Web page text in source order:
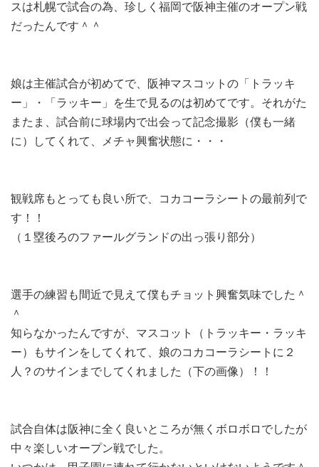
スは札幌で試合の為、珍しく福岡で阪神主催のオープン戦
だったんです＾＾
娘は主催試合が初めてで、阪神マスコットの「トラッキ
ー」・「ラッキー」を生で見るのは初めてです。それがた
またま、試合前に球場内で出会って記念撮影（僕も一緒
に）してくれて、メチャ興奮状態に・・・
観戦席もとっても良い所で、コカコーラシートの最前列で
す！！
（１塁後ろのファールグランドの出っ張り部分）
選手の練習も間近で見えて僕もチョット興奮気味でした＾
＾
知らなかったんですが、マスコット（トラッキー・ラッキ
ー）もサインをしてくれて、娘のコカコーラシートに２
人？のサインまでしてくれました（下の画像）！！
試合自体は阪神に全く良いところが無くボロボロでしたが
中々楽しいオープン戦でした。